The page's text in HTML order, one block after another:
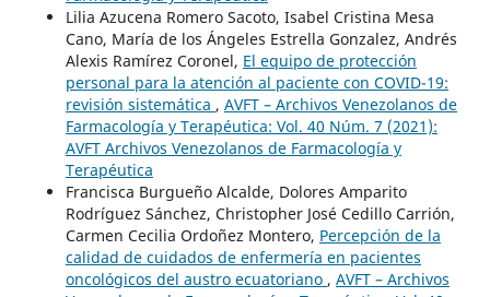
Lilia Azucena Romero Sacoto, Isabel Cristina Mesa
Cano, María de los Ángeles Estrella Gonzalez, Andrés
Alexis Ramírez Coronel, El equipo de protección
personal para la atención al paciente con COVID-19:
revisión sistemática , AVFT – Archivos Venezolanos de
Farmacología y Terapéutica: Vol. 40 Núm. 7 (2021):
AVFT Archivos Venezolanos de Farmacología y
Terapéutica
Francisca Burgueño Alcalde, Dolores Amparito
Rodríguez Sánchez, Christopher José Cedillo Carrión,
Carmen Cecilia Ordoñez Montero, Percepción de la
calidad de cuidados de enfermería en pacientes
oncológicos del austro ecuatoriano , AVFT – Archivos